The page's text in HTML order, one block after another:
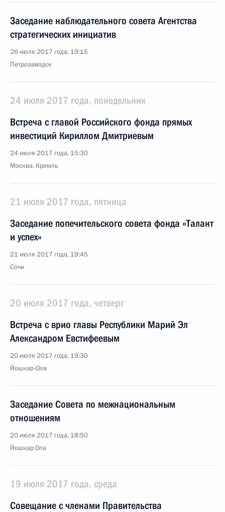
Заседание наблюдательного совета Агентства
стратегических инициатив
26 июля 2017 года, 19:15
Петрозаводск
24 июля 2017 года, понедельник
Встреча с главой Российского фонда прямых
инвестиций Кириллом Дмитриевым
24 июля 2017 года, 15:30
Москва, Кремль
21 июля 2017 года, пятница
Заседание попечительского совета фонда «Талант
и успех»
21 июля 2017 года, 19:45
Сочи
20 июля 2017 года, четверг
Встреча с врио главы Республики Марий Эл
Александром Евстифеевым
20 июля 2017 года, 19:30
Йошкар-Ола
Заседание Совета по межнациональным
отношениям
20 июля 2017 года, 18:50
Йошкар Ола
19 июля 2017 года, среда
Совещание с членами Правительства